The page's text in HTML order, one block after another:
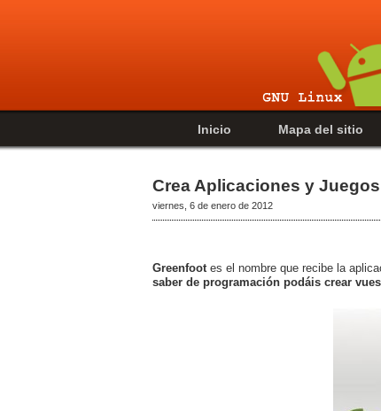
Inicio Mapa del sitio
Crea Aplicaciones y
viernes, 6 de enero de 2012
Greenfoot es el nombre que recibe la
saber de programación podáis crear